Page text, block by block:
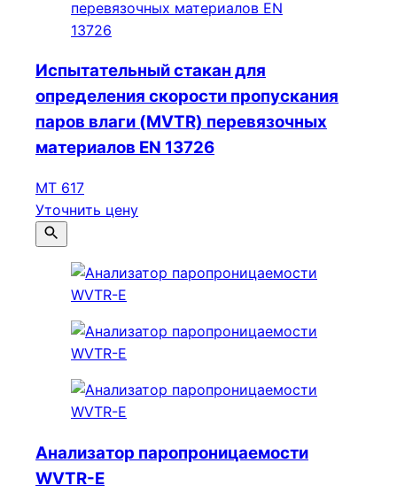
Испытательный стакан для
определения скорости пропускания
паров влаги (MVTR) перевязочных
материалов EN 13726
МТ 617
Уточнить цену
Анализатор паропроницаемости
WVTR-E